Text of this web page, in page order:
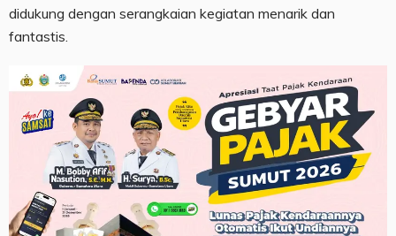
didukung dengan serangkaian kegiatan menarik dan
fantastis.